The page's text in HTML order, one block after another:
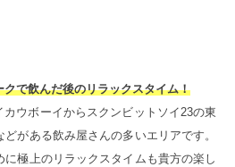
で飲んだ後のリラックスタイム！
ウボーイからスクンビットソイ23の東
がある飲み屋さんの多いエリアです。
極上のリラックスタイムも貴方の楽し